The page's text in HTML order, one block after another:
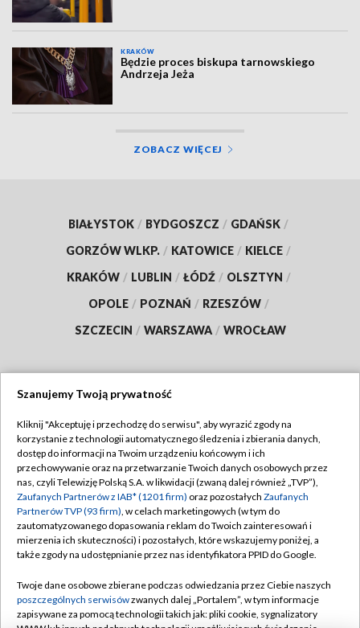
KRAKÓW
Będzie proces biskupa tarnowskiego
Andrzeja Jeża
ZOBACZ WIĘCEJ
BIAŁYSTOK / BYDGOSZCZ / GDAŃSK /
GORZÓW WLKP. / KATOWICE / KIELCE /
KRAKÓW / LUBLIN / ŁÓDŹ / OLSZTYN /
OPOLE / POZNAŃ / RZESZÓW /
SZCZECIN / WARSZAWA / WROCŁAW
TVP
Abonament TVP
Emisja w TVP
Centrum informacji TVP
Naziemna Telewizja Cyfrowa
Rada Programowa
System NOS
Regulamin TVP
Polityka prywatności
Moje zgody
Pomoc
Kontakt
Szanujemy Twoją prywatność
Kliknij "Akceptuję i przechodzę do serwisu", aby wyrazić zgody na
korzystanie z technologii automatycznego śledzenia i zbierania danych,
dostęp do informacji na Twoim urządzeniu końcowym i ich
przechowywanie oraz na przetwarzanie Twoich danych osobowych przez
nas, czyli Telewizję Polską S.A. w likwidacji (zwaną dalej również „TVP”),
Zaufanych Partnerów z IAB* (1201 firm) oraz pozostałych Zaufanych
Partnerów TVP (93 firm), w celach marketingowych (w tym do
zautomatyzowanego dopasowania reklam do Twoich zainteresowań i
mierzenia ich skuteczności) i pozostałych, które wskazujemy poniżej, a
także zgody na udostępnianie przez nas identyfikatora PPID do Google.
Twoje dane osobowe zbierane podczas odwiedzania przez Ciebie naszych
poszczególnych serwisówzwanych dalej „Portalem”, w tym informacje
zapisywane za pomocą technologii takich jak: pliki cookie, sygnalizatory